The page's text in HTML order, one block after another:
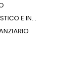
E IN...